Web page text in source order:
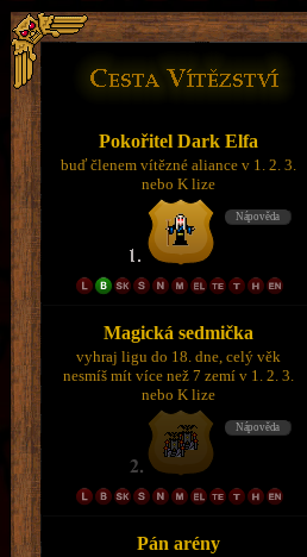
Pokořitel Dark Elfa
buď členem vítězné aliance v 1. 2. 3.
nebo K lize
Magická sedmička
vyhraj ligu do 18. dne, celý věk
nesmíš mít více než 7 zemí v 1. 2. 3.
nebo K lize
Pán arény